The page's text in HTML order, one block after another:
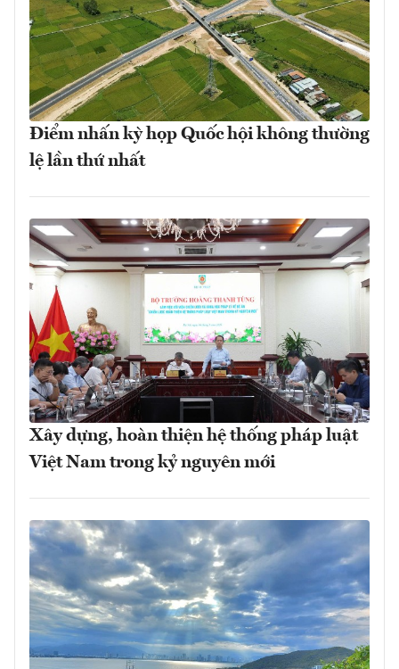
Điểm nhấn kỳ họp Quốc hội không thường
lệ lần thứ nhất
Xây dựng, hoàn thiện hệ thống pháp luật
Việt Nam trong kỷ nguyên mới